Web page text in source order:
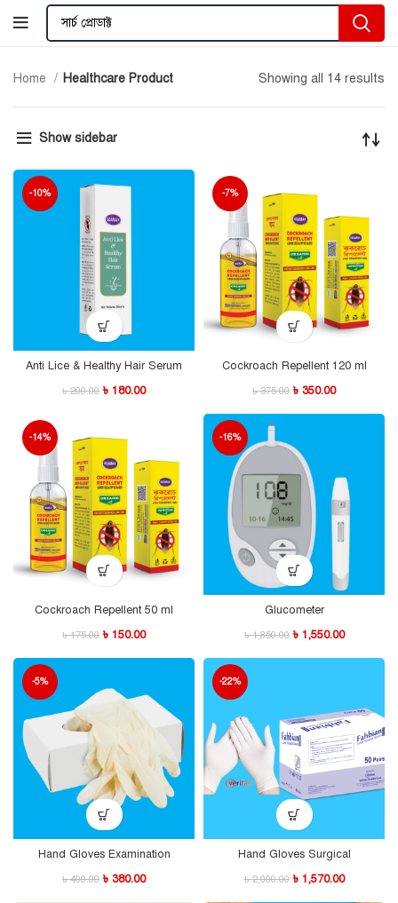
Home Healthcare Product Showing all 14 results
Show sidebar
-10%
Anti Lice & Healthy Hair Serum
৳200.00 ৳ 180.00
-7%
Cockroach Repellent 120 ml
৳375.00 ৳ 350.00
-14%
Cockroach Repellent 50 ml
৳175.00 ৳ 150.00
-16%
Glucometer
৳1,850.00 ৳ 1,550.00
-5%
Hand Gloves Examination
৳400.00 ৳ 380.00
-22%
Hand Gloves Surgical
৳2,000.00 ৳ 1,570.00